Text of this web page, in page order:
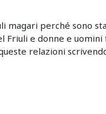
magari perché sono
Friuli e donne e uomini
relazioni